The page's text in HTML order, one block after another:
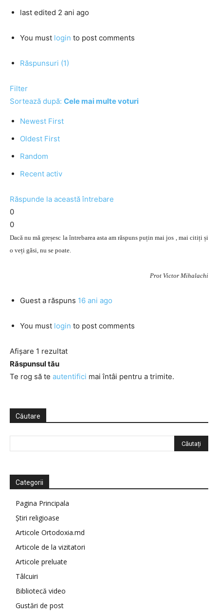
last edited 2 ani ago
You must login to post comments
Răspunsuri (1)
Filter
Sortează după: Cele mai multe voturi
Newest First
Oldest First
Random
Recent activ
Răspunde la această întrebare
0
0
Dacă nu mă greșesc la întrebarea asta am răspuns puțin mai jos , mai citiți și
o veți găsi, nu se poate.
Prot Victor Mihalachi
Guest a răspuns 16 ani ago
You must login to post comments
Afișare 1 rezultat
Răspunsul tău
Te rog să te autentifici mai întâi pentru a trimite.
Căutare
Categorii
Pagina Principala
Știri religioase
Articole Ortodoxia.md
Articole de la vizitatori
Articole preluate
Tâlcuiri
Bibliotecă video
Gustări de post